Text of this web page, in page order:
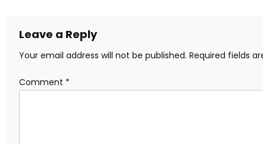
Leave a Reply
Your email address will not be published. Required fields
Comment *